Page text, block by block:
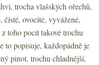
trocha vlašských ořechů,
ovocité, vyvážené,
toho pocit takové trochu
to popisuje, každopádně je
pinot, trochu chladnější,